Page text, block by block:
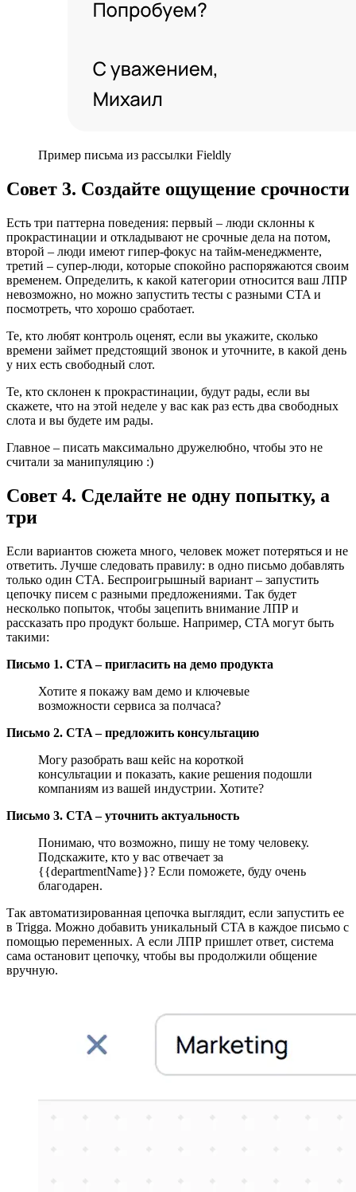
Пример письма из рассылки Fieldly
Совет 3. Создайте ощущение срочности
Есть три паттерна поведения: первый – люди склонны к
прокрастинации и откладывают не срочные дела на потом,
второй – люди имеют гипер-фокус на тайм-менеджменте,
третий – супер-люди, которые спокойно распоряжаются своим
временем. Определить, к какой категории относится ваш ЛПР
невозможно, но можно запустить тесты с разными CTA и
посмотреть, что хорошо сработает.
Те, кто любят контроль оценят, если вы укажите, сколько
времени займет предстоящий звонок и уточните, в какой день
у них есть свободный слот.
Те, кто склонен к прокрастинации, будут рады, если вы
скажете, что на этой неделе у вас как раз есть два свободных
слота и вы будете им рады.
Главное – писать максимально дружелюбно, чтобы это не
считали за манипуляцию :)
Совет 4. Сделайте не одну попытку, а
три
Если вариантов сюжета много, человек может потеряться и не
ответить. Лучше следовать правилу: в одно письмо добавлять
только один CTA. Беспроигрышный вариант – запустить
цепочку писем с разными предложениями. Так будет
несколько попыток, чтобы зацепить внимание ЛПР и
рассказать про продукт больше. Например, CTA могут быть
такими:
Письмо 1. CTA – пригласить на демо продукта
Хотите я покажу вам демо и ключевые
возможности сервиса за полчаса?
Письмо 2. CTA – предложить консультацию
Могу разобрать ваш кейс на короткой
консультации и показать, какие решения подошли
компаниям из вашей индустрии. Хотите?
Письмо 3. CTA – уточнить актуальность
Понимаю, что возможно, пишу не тому человеку.
Подскажите, кто у вас отвечает за
{{departmentName}}? Если поможете, буду очень
благодарен.
Так автоматизированная цепочка выглядит, если запустить ее
в Trigga. Можно добавить уникальный CTA в каждое письмо с
помощью переменных. А если ЛПР пришлет ответ, система
сама остановит цепочку, чтобы вы продолжили общение
вручную.